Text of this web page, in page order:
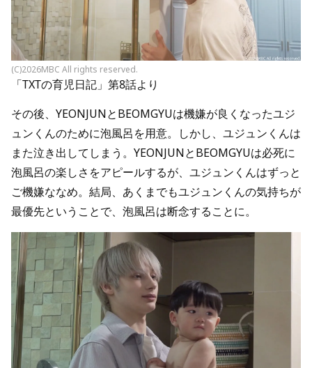
(C)2026MBC All rights reserved.
「TXTの育児日記」第8話より
その後、YEONJUNとBEOMGYUは機嫌が良くなったユジ
ュンくんのために泡風呂を用意。しかし、ユジュンくんは
また泣き出してしまう。YEONJUNとBEOMGYUは必死に
泡風呂の楽しさをアピールするが、ユジュンくんはずっと
ご機嫌ななめ。結局、あくまでもユジュンくんの気持ちが
最優先ということで、泡風呂は断念することに。